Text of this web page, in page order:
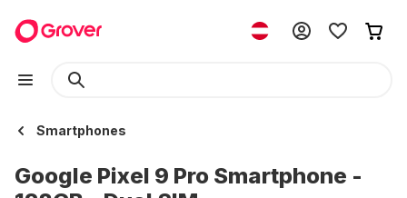
Smartphones
Google Pixel 9 Pro Smartphone -